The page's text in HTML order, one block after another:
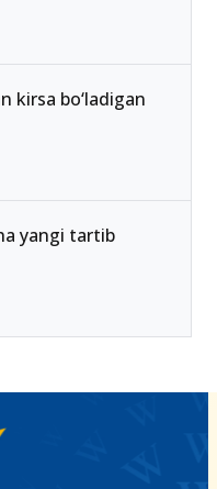
kirsa bo‘ladigan
yangi tartib